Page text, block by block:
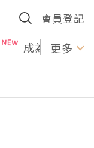
會員登記
成為U更多